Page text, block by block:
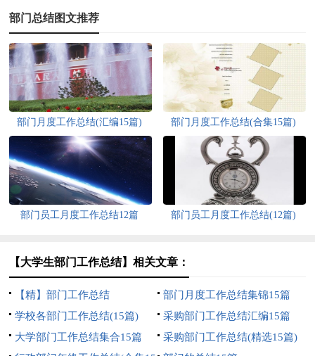
部门总结图文推荐
部门月度工作总结(汇编15篇) 部门月度工作总结(合集15篇)
部门员工月度工作总结12篇 部门员工月度工作总结(12篇)
【大学生部门工作总结】相关文章：
【精】部门工作总结
部门月度工作总结集锦15篇
学校各部门工作总结(15篇)
采购部门工作总结汇编15篇
大学部门工作总结集合15篇
采购部门工作总结(精选15篇)